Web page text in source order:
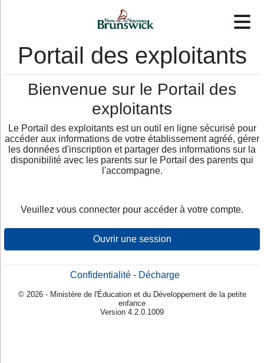
Portail des exploitants
Bienvenue sur le Portail des
exploitants
Le Portail des exploitants est un outil en ligne sécurisé pour
accéder aux informations de votre établissement agréé, gérer
les données d'inscription et partager des informations sur la
disponibilité avec les parents sur le Portail des parents qui
l'accompagne.
Veuillez vous connecter pour accéder à votre compte.
Ouvrir une session
Confidentialité - Décharge
© 2026 - Ministère de l'Éducation et du Développement de la petite
enfance
Version 4.2.0.1009